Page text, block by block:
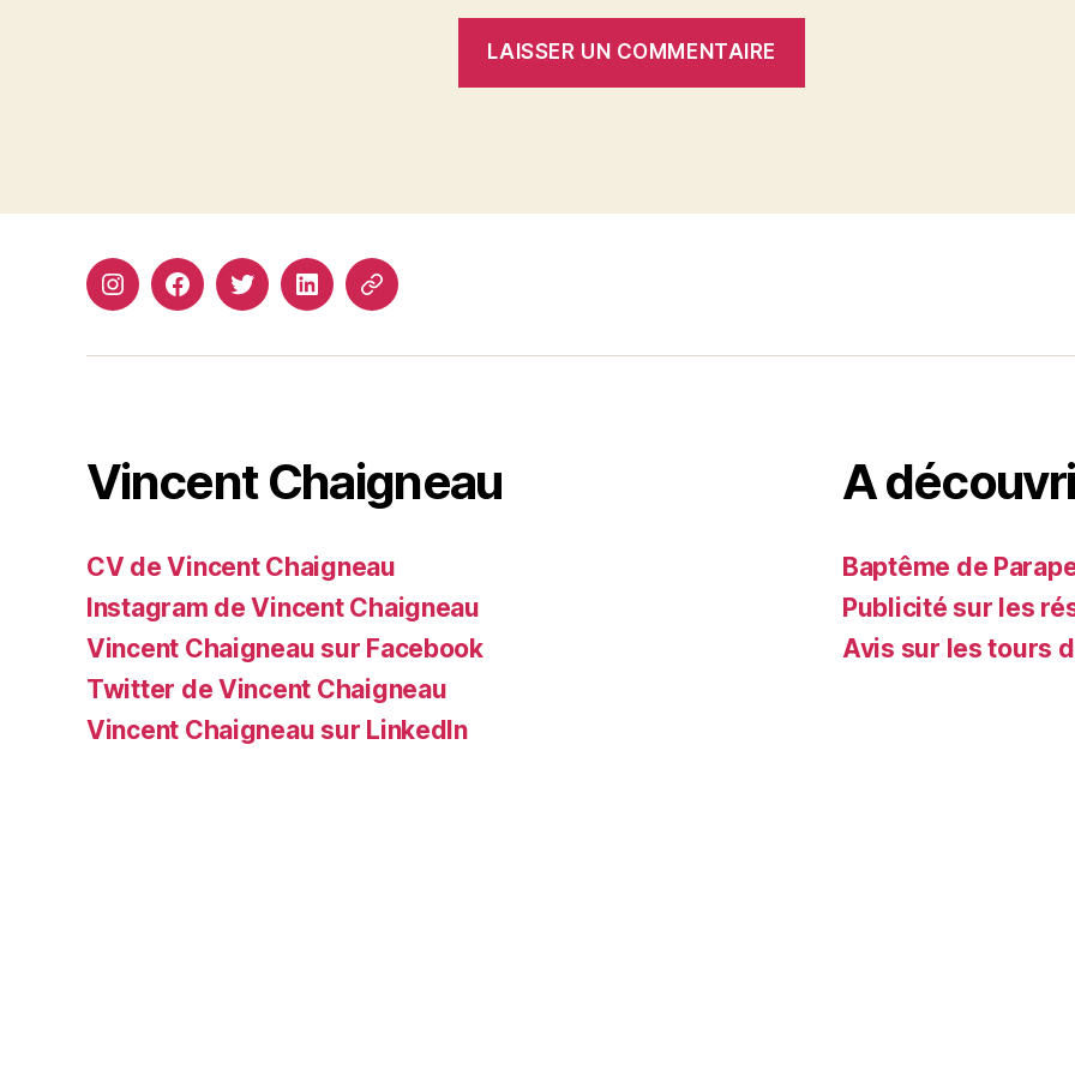
InstagramFacebookTwitterLinkedinSite
Vincent Chaigneau
CV de Vincent Chaigneau
Instagram de Vincent Chaigneau
Vincent Chaigneau sur Facebook
Twitter de Vincent Chaigneau
Vincent Chaigneau sur LinkedIn
A
Baptême de
Publicité sur les
Avis sur les tours